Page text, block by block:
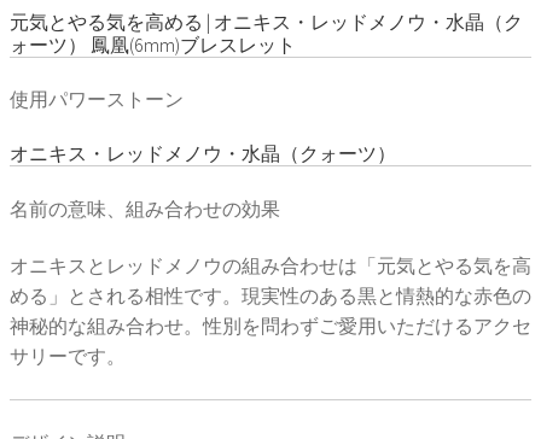
元気とやる気を高める | オニキス・レッドメノウ・水晶（ク
ォーツ） 鳳凰(6mm)ブレスレット
使用パワーストーン
オニキス・レッドメノウ・水晶（クォーツ）
名前の意味、組み合わせの効果
オニキスとレッドメノウの組み合わせは「元気とやる気を高
める」とされる相性です。現実性のある黒と情熱的な赤色の
神秘的な組み合わせ。性別を問わずご愛用いただけるアクセ
サリーです。